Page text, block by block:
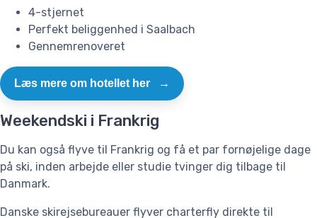
4-stjernet
Perfekt beliggenhed i Saalbach
Gennemrenoveret
Læs mere om hotellet her →
Weekendski i Frankrig
Du kan også flyve til Frankrig og få et par fornøjelige dage
på ski, inden arbejde eller studie tvinger dig tilbage til
Danmark.
Danske skirejsebureauer flyver charterfly direkte til